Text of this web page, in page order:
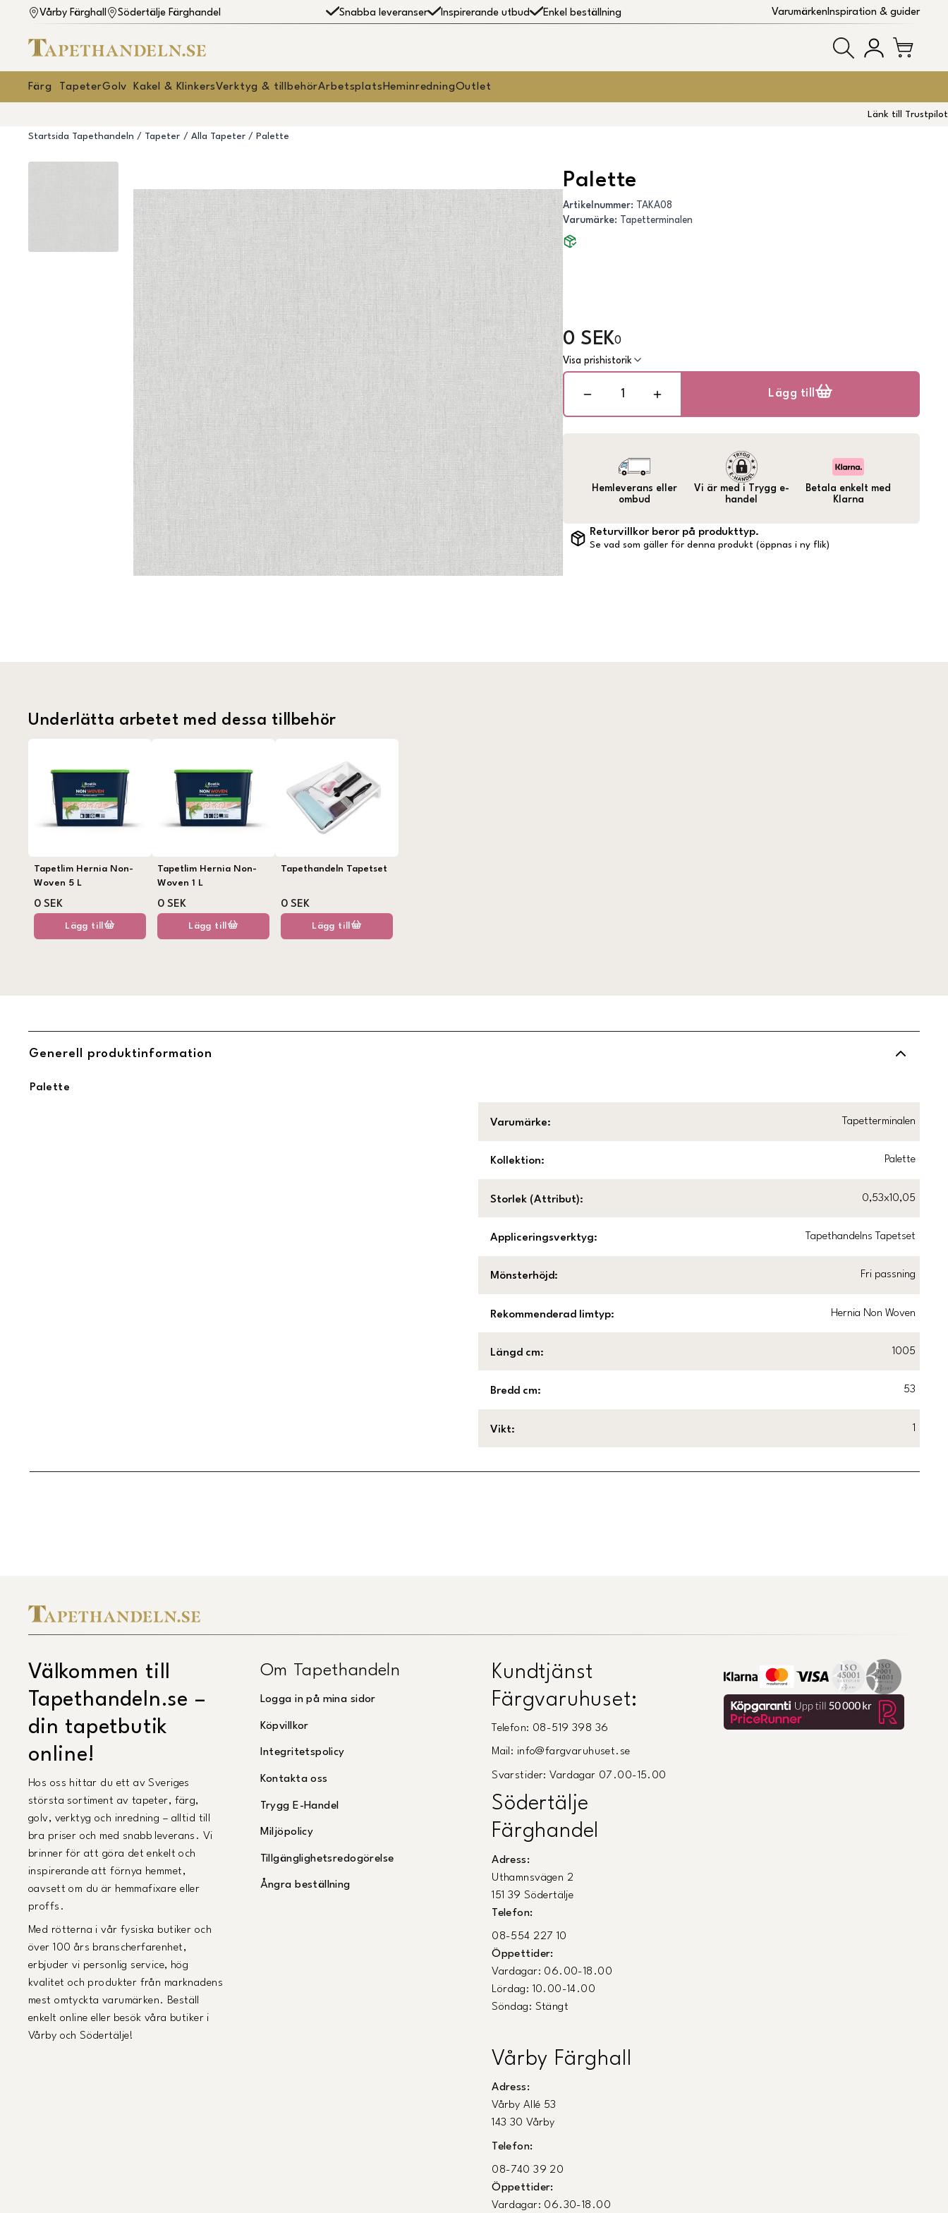
Vårby Färghall Södertälje Färghandel Snabba leveranser Inspirerande utbud Enkel beställning VarumärkenInspiration & guider
Färg TapeterGolv Kakel & KlinkersVerktyg & tillbehörArbetsplats HeminredningOutlet
Länk till Trustpilot
Startsida Tapethandeln Tapeter Alla Tapeter Palette
Palette
Artikelnummer:
TAKA08
Varumärke: Tapetterminalen
0 SEK0
Visa prishistorik
Lägg till
Hemleverans eller
ombud
Vi är med i Trygg e-
handel
Betala enkelt med
Klarna
Returvillkor beror på produkttyp.
Se vad som gäller för denna produkt (öppnas i ny flik)
Underlätta arbetet med dessa tillbehör
Tapetlim Hernia Non-
Woven 5 L
0 SEK
Lägg till
Tapetlim Hernia Non-
Woven 1 L
0 SEK
Lägg till
Tapethandeln Tapetset
0 SEK
Lägg till
Generell produktinformation
Palette
Varumärke: Tapetterminalen
Kollektion: Palette
Storlek (Attribut): 0,53x10,05
Appliceringsverktyg: Tapethandelns Tapetset
Mönsterhöjd: Fri passning
Rekommenderad limtyp: Hernia Non Woven
Längd cm: 1005
Bredd cm: 53
Vikt: 1
Välkommen till
Tapethandeln.se –
din tapetbutik
online!
Hos oss hittar du ett av Sveriges
största sortiment av tapeter, färg,
golv, verktyg och inredning – alltid till
bra priser och med snabb leverans. Vi
brinner för att göra det enkelt och
inspirerande att förnya hemmet,
oavsett om du är hemmafixare eller
proffs.
Med rötterna i vår fysiska butiker och
över 100 års branscherfarenhet,
erbjuder vi personlig service, hög
kvalitet och produkter från marknadens
mest omtyckta varumärken. Beställ
enkelt online eller besök våra butiker i
Vårby och Södertälje!
Om Tapethandeln
Logga in på mina sidor
Köpvillkor
Integritetspolicy
Kontakta oss
Trygg E-Handel
Miljöpolicy
Tillgänglighetsredogörelse
Ångra beställning
Kundtjänst
Färgvaruhuset:
Telefon: 08-519 398 36
Mail: info@fargvaruhuset.se
Svarstider: Vardagar 07.00-15.00
Södertälje
Färghandel
Adress:
Uthamnsvägen 2
151 39 Södertälje
Telefon:
08-554 227 10
Öppettider:
Vardagar: 06.00-18.00
Lördag: 10.00-14.00
Söndag: Stängt
Vårby Färghall
Adress:
Vårby Allé 53
143 30 Vårby
Telefon:
08-740 39 20
Öppettider:
Vardagar: 06.30-18.00